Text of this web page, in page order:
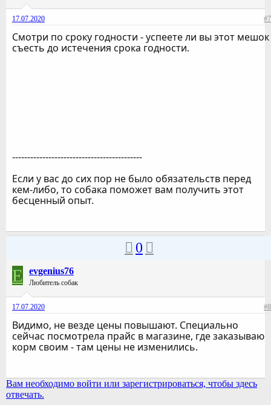
17.07.2020 #7
Смотри по сроку годности - успеете ли вы этот мешок
съесть до истечения срока годности.
-------------------------------------------
Если у вас до сих пор не было обязательств перед
кем-либо, то собака поможет вам получить этот
бесценный опыт.
0
E evgenius76
Любитель собак
17.07.2020 #8
Видимо, не везде цены повышают. Специально
сейчас посмотрела прайс в магазине, где заказываю
корм своим - там цены не изменились.
Вам необходимо войти или зарегистрироваться, чтобы здесь
отвечать.